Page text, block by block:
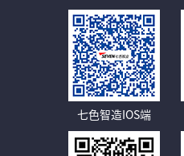
七色智造IOS端